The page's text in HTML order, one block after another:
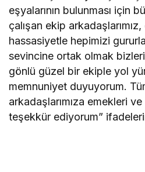
eşyalarının bulunması için
çalışan ekip
hassasiyetle hepimizi
sevincine ortak olmak
gönlü güzel bir ekiple yol
memnuniyet duyuyorum.
arkadaşlarımıza emekleri ve
teşekkür ediyorum”